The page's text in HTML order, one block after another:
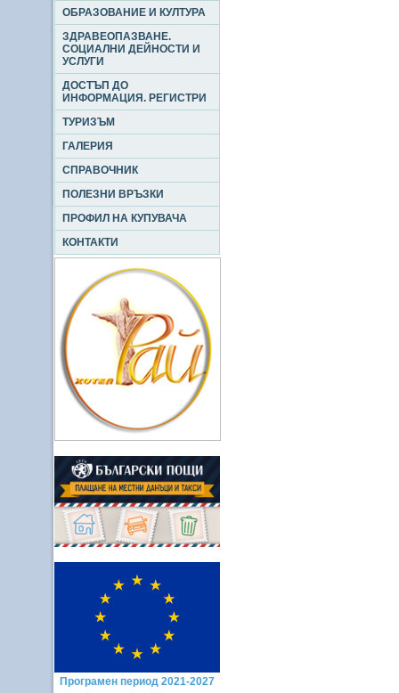
ОБРАЗОВАНИЕ И КУЛТУРА
ЗДРАВЕОПАЗВАНЕ.
СОЦИАЛНИ ДЕЙНОСТИ И
УСЛУГИ
ДОСТЪП ДО
ИНФОРМАЦИЯ. РЕГИСТРИ
ТУРИЗЪМ
ГАЛЕРИЯ
СПРАВОЧНИК
ПОЛЕЗНИ ВРЪЗКИ
ПРОФИЛ НА КУПУВАЧА
КОНТАКТИ
Програмен период 2021-2027